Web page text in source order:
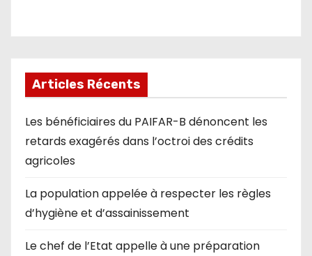
Articles Récents
Les bénéficiaires du PAIFAR-B dénoncent les
retards exagérés dans l’octroi des crédits
agricoles
La population appelée à respecter les règles
d’hygiène et d’assainissement
Le chef de l’Etat appelle à une préparation